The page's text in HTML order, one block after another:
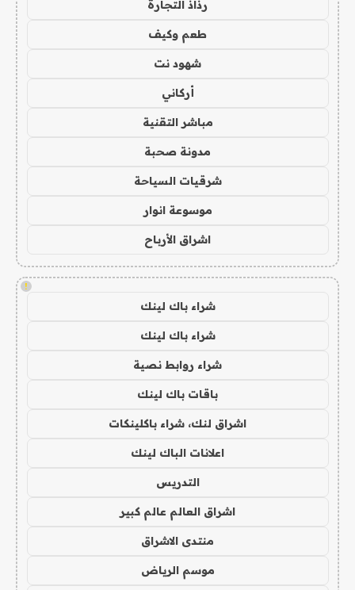
رذاذ التجارة
طعم وكيف
شهود نت
أركاني
مباشر التقنية
مدونة صحبة
شرقيات السياحة
موسوعة انوار
اشراق الأرباح
!
شراء باك لينك
شراء باك لينك
شراء روابط نصية
باقات باك لينك
اشراق لنك، شراء باكلينكات
اعلانات الباك لينك
التدريس
اشراق العالم عالم كبير
منتدى الاشراق
موسم الرياض